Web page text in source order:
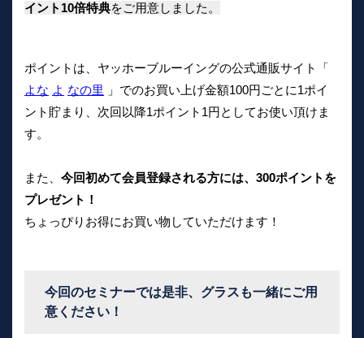
イント10倍特典をご用意しました。
ポイントは、ヤッホーブルーイングの公式通販サイト「
よな よ なの里
」でのお買い上げ金額100円ごとに1ポイ
ント貯まり、次回以降1ポイント1円としてお使い頂けま
す。
また、 今回初めて会員登録される方には、300ポイントを
プレゼント！
ちょっぴりお得にお買い物していただけます！
今回のセミナーでは是非、グラスも一緒にご用
意ください！